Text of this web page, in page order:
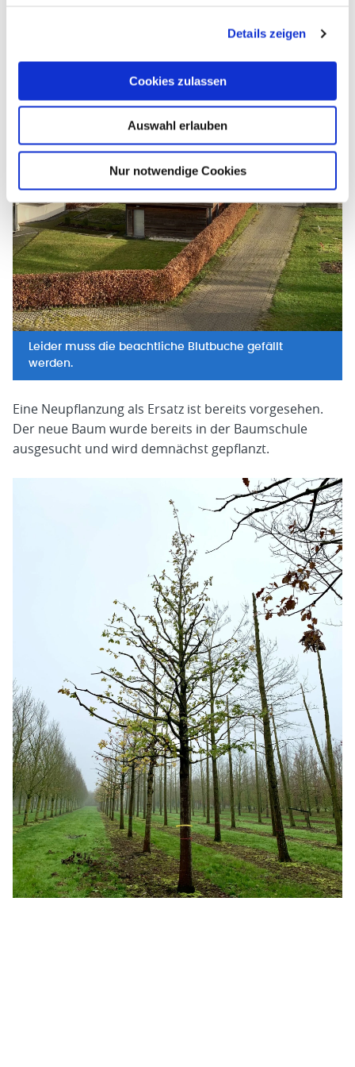
Details zeigen
Cookies zulassen
Auswahl erlauben
Nur notwendige Cookies
Leider muss die beachtliche Blutbuche gefällt
werden.
Eine Neupflanzung als Ersatz ist bereits vorgesehen.
Der neue Baum wurde bereits in der Baumschule
ausgesucht und wird demnächst gepflanzt.